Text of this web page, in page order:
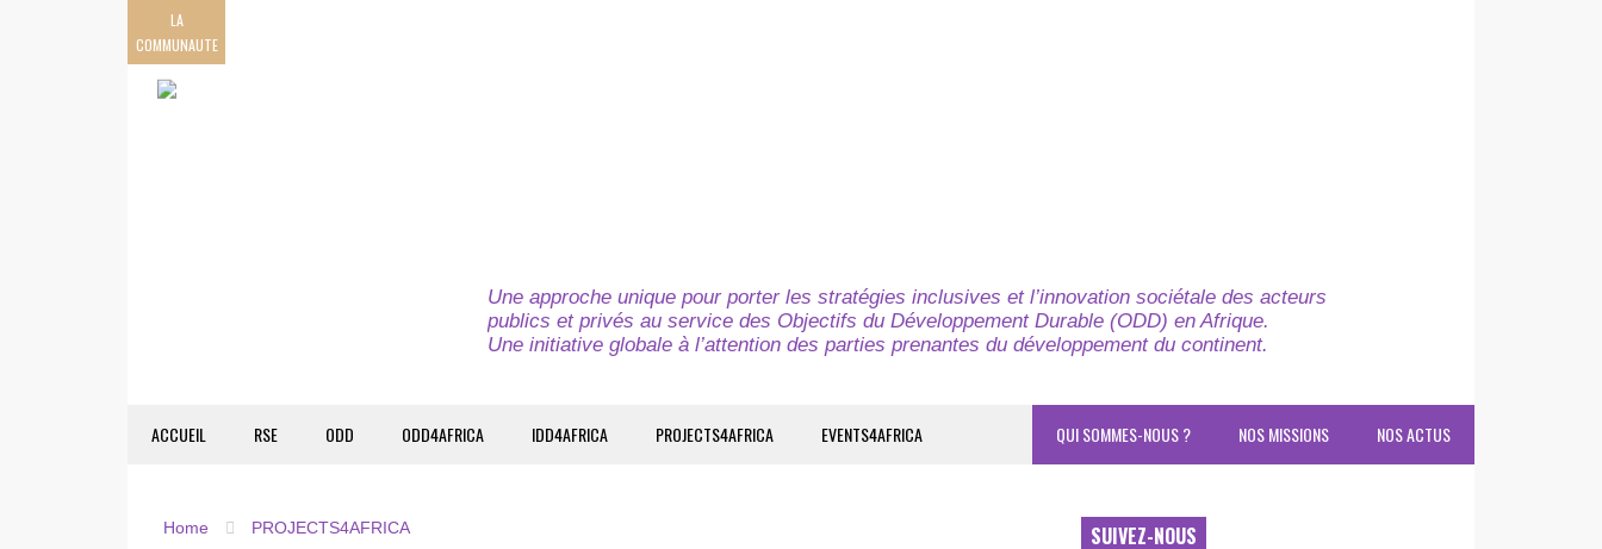
LA
COMMUNAUTE
Une approche unique pour porter les stratégies inclusives et l’innovation sociétale des acteurs
publics et privés au service des Objectifs du Développement Durable (ODD) en Afrique.
Une initiative globale à l’attention des parties prenantes du développement du continent.
ACCUEIL RSE ODD ODD4AFRICA IDD4AFRICA PROJECTS4AFRICA EVENTS4AFRICA NOS ACTUS
NOS MISSIONS
QUI SOMMES-NOUS ?
Home PROJECTS4AFRICA SUIVEZ-NOUS